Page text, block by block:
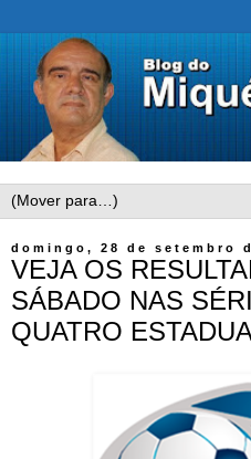
domingo, 28 de setembro
VEJA OS
SÁBADO NAS
QUATRO